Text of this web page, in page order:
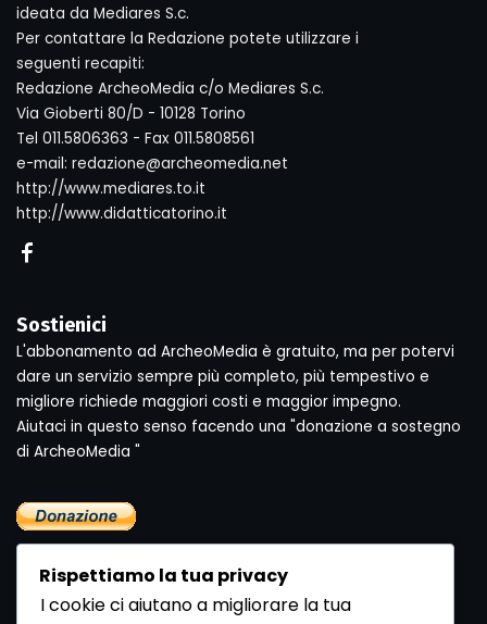
ideata da Mediares S.c.
Per contattare la Redazione potete utilizzare i
seguenti recapiti:
Redazione ArcheoMedia c/o Mediares S.c.
Via Gioberti 80/D - 10128 Torino
Tel 011.5806363 - Fax 011.5808561
e-mail: redazione@archeomedia.net
http://www.mediares.to.it
http://www.didatticatorino.it
Sostienici
L'abbonamento ad ArcheoMedia è gratuito, ma per potervi
dare un servizio sempre più completo, più tempestivo e
migliore richiede maggiori costi e maggior impegno.
Aiutaci in questo senso facendo una "donazione a sostegno
di ArcheoMedia "
Rispettiamo la tua privacy
I cookie ci aiutano a migliorare la tua